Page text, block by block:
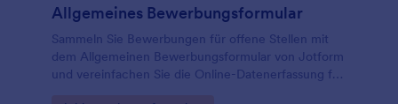
Allgemeines Bewerbungsformular
Sammeln Sie Bewerbungen für offene Stellen mit
dem Allgemeinen Bewerbungsformular von Jotform
und vereinfachen Sie die Online-Datenerfassung für